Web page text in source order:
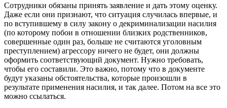
Сотрудники обязаны принять заявление и дать этому оценку.
Даже если они признают, что ситуация случилась впервые, и
по вступившему в силу закону о декриминализации насилия
(по которому побои в отношении близких родственников,
совершенные один раз, больше не считаются уголовным
преступлением) агрессору ничего не будет, они должны
оформить соответствующий документ. Нужно требовать,
чтобы его составили. Это важно, потому что в документе
будут указаны обстоятельства, которые произошли в
результате применения насилия, и так далее. Потом на все это
можно ссылаться.